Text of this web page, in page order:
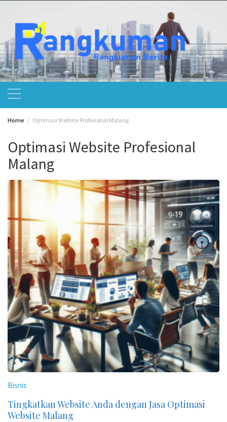
content
Home Optimasi Website Profesional Malang
Optimasi Website Profesional
Malang
Bisnis
Tingkatkan Website Anda dengan Jasa Optimasi
Website Malang